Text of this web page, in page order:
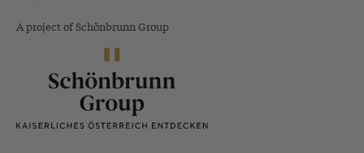
A project of Schönbrunn Group